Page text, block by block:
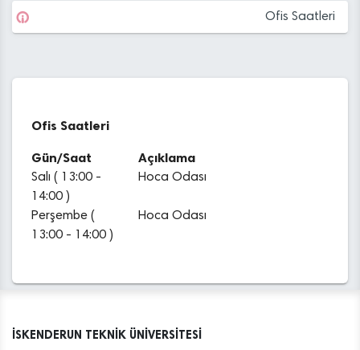
Ofis Saatleri
Ofis Saatleri
Gün/Saat Açıklama
Salı ( 13:00 -
14:00 )
Hoca Odası
Perşembe (
13:00 - 14:00 )
Hoca Odası
İSKENDERUN TEKNİK ÜNİVERSİTESİ